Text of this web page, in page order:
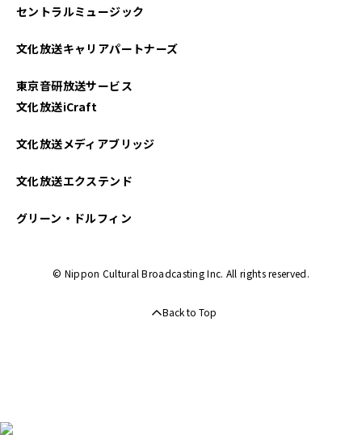
セントラルミュージック
文化放送キャリアパートナーズ
東京音研放送サービス
文化放送iCraft
文化放送メディアブリッジ
文化放送エクステンド
グリーン・ドルフィン
© Nippon Cultural Broadcasting Inc. All rights reserved.
Back to Top